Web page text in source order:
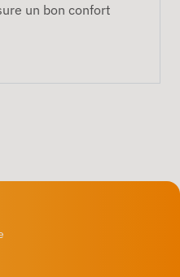
un bon confort